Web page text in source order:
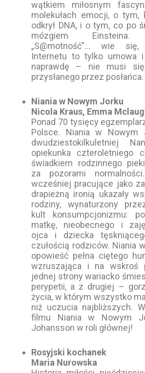
wątkiem miłosnym
molekułach emocji, o tym,
odkrył DNA, i o tym, co po
mózgiem Einsteina.
„S@motność”… wie
Internetu to tylko umowa
naprawdę – nie musi
przysłanego przez posłańca.
Niania w Nowym Jorku
Nicola Kraus, Emma
Ponad 70 tysięcy
Polsce. Niania w Nowym
dwudziestokilkuletniej
opiekunka czteroletniego
świadkiem rodzinnego
za pozorami
wcześniej pracujące jako
drapieżną ironią ukazały
rodziny, wynaturzony
kult konsumpcjonizmu:
matkę, nieobecnego i
ojca i dziecka
czułością rodziców. Niania
opowieść pełna ciętego
wzruszająca i na wskroś
jednej strony wariacko
perypetii, a z drugiej –
życia, w którym wszystko
niż uczucia najbliższych.
filmu Niania w Nowym
Johansson w roli głównej!
Rosyjski kochanek
Maria Nurowska